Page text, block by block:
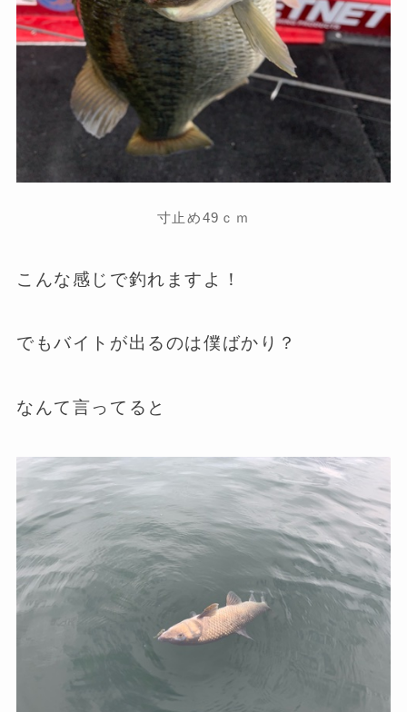
寸止め49ｃｍ
こんな感じで釣れますよ！
でもバイトが出るのは僕ばかり？
なんて言ってると